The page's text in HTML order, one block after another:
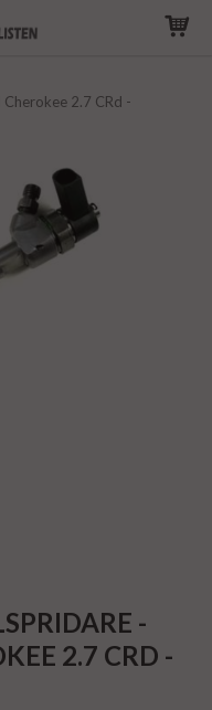
2.7 CRd -
-
2.7 CRD -